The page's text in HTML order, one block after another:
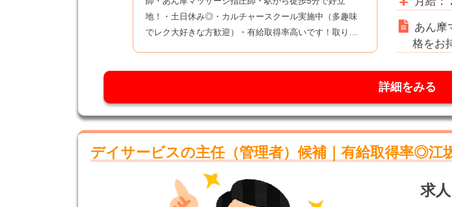
あん摩
格をお
地！・土日休み◎・カルチャースクール実施中（多趣味
でレク大好きな方歓迎）・有給取得率高いです！取り…
詳細をみる
デイサービスの主任（管理者）候補｜有給取得率◎江
求